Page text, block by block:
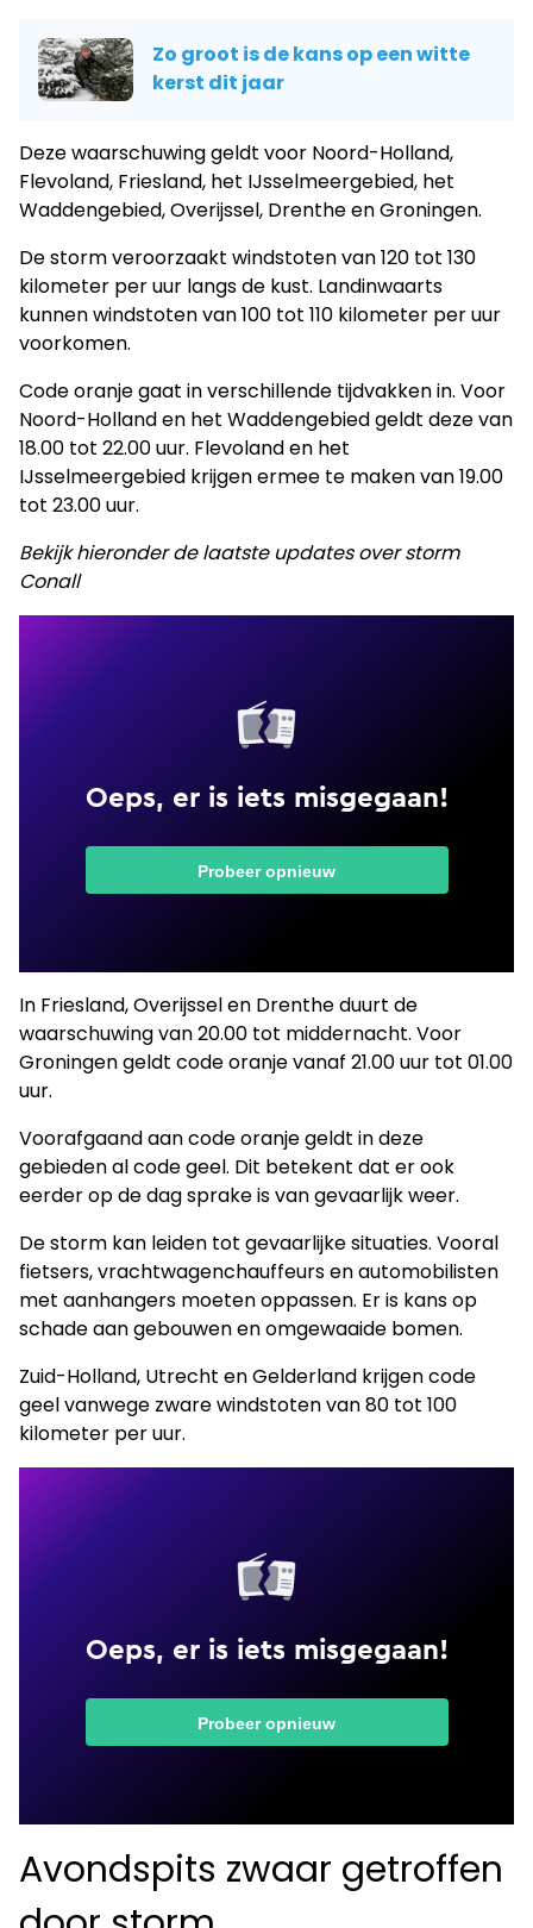
Zo groot is de kans op een witte
kerst dit jaar
Deze waarschuwing geldt voor Noord-Holland,
Flevoland, Friesland, het IJsselmeergebied, het
Waddengebied, Overijssel, Drenthe en Groningen.
De storm veroorzaakt windstoten van 120 tot 130
kilometer per uur langs de kust. Landinwaarts
kunnen windstoten van 100 tot 110 kilometer per uur
voorkomen.
Code oranje gaat in verschillende tijdvakken in. Voor
Noord-Holland en het Waddengebied geldt deze van
18.00 tot 22.00 uur. Flevoland en het
IJsselmeergebied krijgen ermee te maken van 19.00
tot 23.00 uur.
Bekijk hieronder de laatste updates over storm
Conall
In Friesland, Overijssel en Drenthe duurt de
waarschuwing van 20.00 tot middernacht. Voor
Groningen geldt code oranje vanaf 21.00 uur tot 01.00
uur.
Voorafgaand aan code oranje geldt in deze
gebieden al code geel. Dit betekent dat er ook
eerder op de dag sprake is van gevaarlijk weer.
De storm kan leiden tot gevaarlijke situaties. Vooral
fietsers, vrachtwagenchauffeurs en automobilisten
met aanhangers moeten oppassen. Er is kans op
schade aan gebouwen en omgewaaide bomen.
Zuid-Holland, Utrecht en Gelderland krijgen code
geel vanwege zware windstoten van 80 tot 100
kilometer per uur.
Avondspits zwaar getroffen